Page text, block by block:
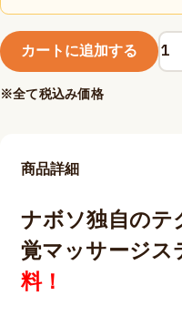
カートに追加する
※全て税込み価格
商品詳細
ナボソ独自のテ
覚マッサージス
料！